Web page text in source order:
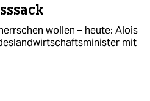
wollen – heute: Alois
mit